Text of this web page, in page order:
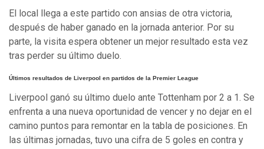
El local llega a este partido con ansias de otra victoria,
después de haber ganado en la jornada anterior. Por su
parte, la visita espera obtener un mejor resultado esta vez
tras perder su último duelo.
Últimos resultados de Liverpool en partidos de la Premier League
Liverpool ganó su último duelo ante Tottenham por 2 a 1. Se
enfrenta a una nueva oportunidad de vencer y no dejar en el
camino puntos para remontar en la tabla de posiciones. En
las últimas jornadas, tuvo una cifra de 5 goles en contra y